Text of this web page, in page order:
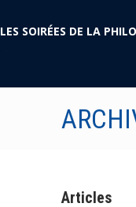
LES SOIRÉES DE LA PHILO
Articles